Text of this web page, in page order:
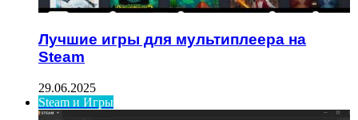
Лучшие игры для мультиплеера на
Steam
29.06.2025
Steam и Игры